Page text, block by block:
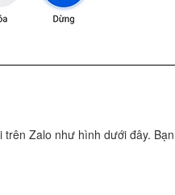
Zalo như hình dưới đây.